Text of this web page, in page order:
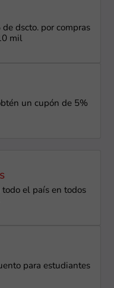
dscto. por compras
mil
un cupón de 5%
todo el país en todos
para estudiantes